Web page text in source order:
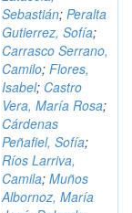
Sebastián; Peralta
Gutierrez, Sofía;
Carrasco Serrano,
Camilo; Flores,
Isabel; Castro
Vera, María Rosa;
Cárdenas
Peñafiel, Sofía;
Ríos Larriva,
Camila; Muños
Albornoz, María